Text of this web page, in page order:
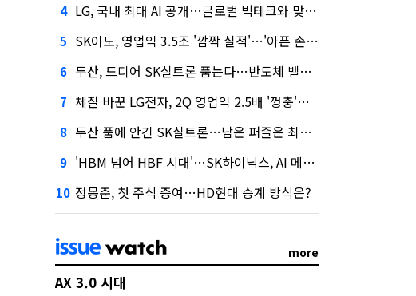
4 LG, 국내 최대 AI 공개…글로벌 빅테크와 맞붙는다
5 SK이노, 영업익 3.5조 '깜짝 실적'…'아픈 손가락' SK온의 반전
6 두산, 드디어 SK실트론 품는다…반도체 밸류체인 위상 강화
7 체질 바꾼 LG전자, 2Q 영업익 2.5배 '껑충'…1천억 자사주 태운다
8 두산 품에 안긴 SK실트론…남은 퍼즐은 최태원 지분 29.4%
9 'HBM 넘어 HBF 시대'…SK하이닉스, AI 메모리 표준 선점 나섰다
10 정몽준, 첫 주식 증여…HD현대 승계 방식은?
more
AX 3.0 시대